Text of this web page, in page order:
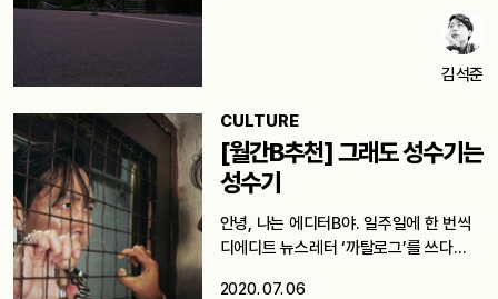
김석준
CULTURE
[월간B추천] 그래도 성수기는
성수기
안녕, 나는 에디터B야. 일주일에 한 번씩
디에디트 뉴스레터 ‘까탈로그’를 쓰다…
2020. 07. 06